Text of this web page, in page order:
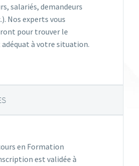
salariés, demandeurs
Nos experts vous
pour trouver le
à votre situation.
en Formation
est validée à